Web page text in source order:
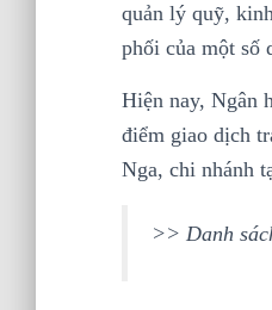
quản lý quỹ,
phối của một số
Hiện nay, Ngân
điểm giao dịch
Nga, chi nhánh
>> Danh